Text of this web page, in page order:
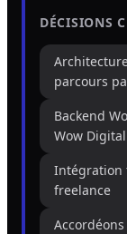
DÉCISIONS
parcours
Backend
Wow Digital
Intégration
freelance